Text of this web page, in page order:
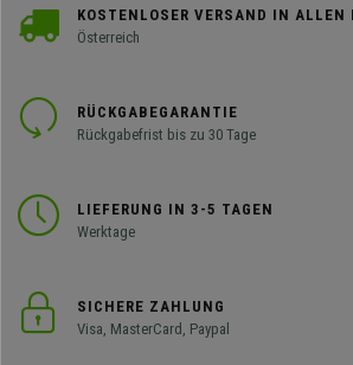
KOSTENLOSER VERSAND IN ALLEN
Österreich
RÜCKGABEGARANTIE
Rückgabefrist bis zu 30 Tage
LIEFERUNG IN 3-5 TAGEN
Werktage
SICHERE ZAHLUNG
Visa, MasterCard, Paypal